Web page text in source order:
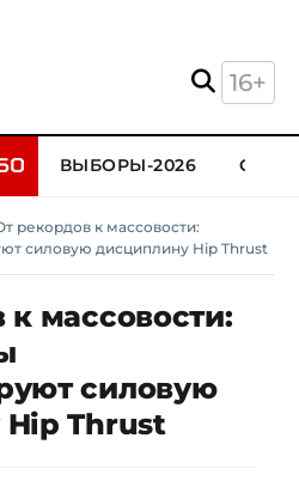
16+
ВЫБОРЫ-2026
рекордов к массовости:
силовую дисциплину Hip Thrust
массовости:
силовую
Thrust